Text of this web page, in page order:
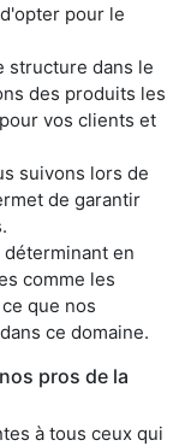
pour le
structure dans le
des produits les
vos clients et
suivons lors de
de garantir
en
comme les
que nos
ce domaine.
pros de la
à tous ceux qui